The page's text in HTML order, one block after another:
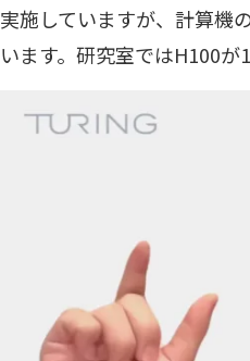
実施していますが、計算機
います。研究室ではH100